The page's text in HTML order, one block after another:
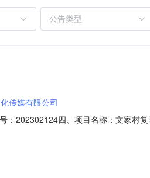
传媒有限公司
202302124四、项目名称：文家村
要标的数量：6.0000箱主要标的单